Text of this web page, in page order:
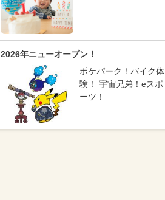
2026年ニューオープン！
ポケパーク！バイク体
験！ 宇宙兄弟！eスポ
ーツ！